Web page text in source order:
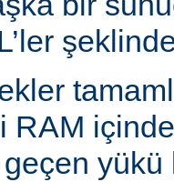
RAM
yükü